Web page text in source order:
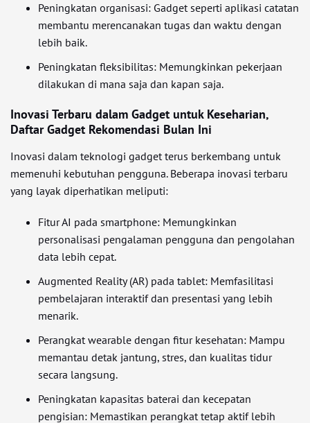
Peningkatan organisasi: Gadget seperti aplikasi catatan
membantu merencanakan tugas dan waktu dengan
lebih baik.
Peningkatan fleksibilitas: Memungkinkan pekerjaan
dilakukan di mana saja dan kapan saja.
Inovasi Terbaru dalam Gadget untuk Keseharian,
Daftar Gadget Rekomendasi Bulan Ini
Inovasi dalam teknologi gadget terus berkembang untuk
memenuhi kebutuhan pengguna. Beberapa inovasi terbaru
yang layak diperhatikan meliputi:
Fitur AI pada smartphone: Memungkinkan
personalisasi pengalaman pengguna dan pengolahan
data lebih cepat.
Augmented Reality (AR) pada tablet: Memfasilitasi
pembelajaran interaktif dan presentasi yang lebih
menarik.
Perangkat wearable dengan fitur kesehatan: Mampu
memantau detak jantung, stres, dan kualitas tidur
secara langsung.
Peningkatan kapasitas baterai dan kecepatan
pengisian: Memastikan perangkat tetap aktif lebih